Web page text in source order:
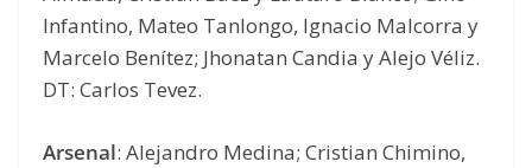
Infantino, Mateo Tanlongo, Ignacio Malcorra y
Marcelo Benítez; Jhonatan Candia y Alejo Véliz.
DT: Carlos Tevez.
Arsenal: Alejandro Medina; Cristian Chimino,